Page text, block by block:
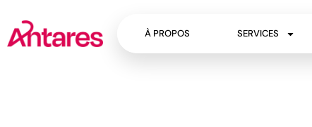
À PROPOS SERVICES